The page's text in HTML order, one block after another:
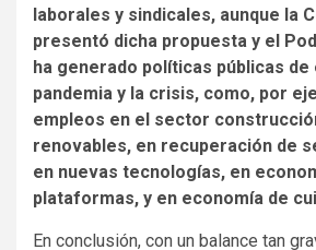
laborales y sindicales, aunque la
presentó dicha propuesta y el
ha generado políticas públicas de
pandemia y la crisis, como, por
empleos en el sector
renovables, en recuperación de
en nuevas tecnologías, en
plataformas, y en economía de
En conclusión, con un balance tan